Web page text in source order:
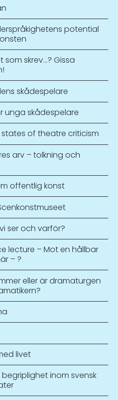
potential
som skrev…? Gissa
skådespelare
unga skådespelare
of theatre criticism
arv – tolkning och
offentlig konst
ser och varför?
lecture – Mot en hållbar
– ?
eller är dramaturgen
livet
inom svensk